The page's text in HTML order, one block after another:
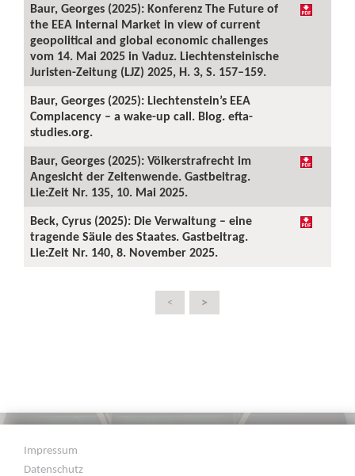
Baur, Georges (2025): Konferenz The Future of
the EEA Internal Market in view of current
geopolitical and global economic challenges
vom 14. Mai 2025 in Vaduz. Liechtensteinische
Juristen-Zeitung (LJZ) 2025, H. 3, S. 157–159.
Baur, Georges (2025): Liechtenstein’s EEA
Complacency – a wake-up call. Blog. efta-
studies.org.
Baur, Georges (2025): Völkerstrafrecht im
Angesicht der Zeitenwende. Gastbeitrag.
Lie:Zeit Nr. 135, 10. Mai 2025.
Beck, Cyrus (2025): Die Verwaltung – eine
tragende Säule des Staates. Gastbeitrag.
Lie:Zeit Nr. 140, 8. November 2025.
< >
Impressum
Datenschutz